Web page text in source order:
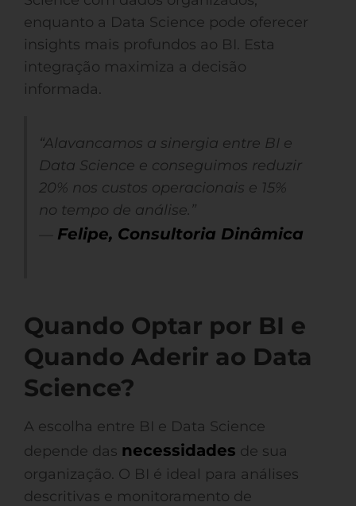
enquanto a Data Science pode oferecer
insights mais profundos ao BI. Esta
integração maximiza a decisão
informada.
“Alavancamos a sinergia entre BI e
Data Science e conseguimos reduzir
20% nos custos operacionais e 15%
no tempo de análise.”
Felipe, Consultoria Dinâmica
Quando Optar por BI e
Quando Aderir ao Data
Science?
A escolha entre BI e Data Science
depende das necessidades de sua
organização. O BI é ideal para análises
descritivas e monitoramento de